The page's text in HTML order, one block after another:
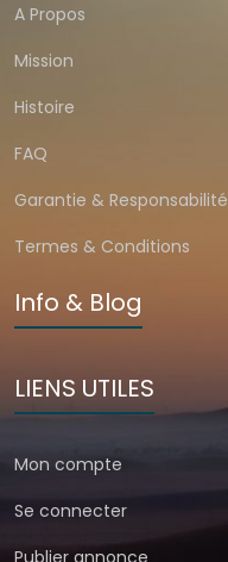
A Propos
Mission
Histoire
FAQ
Garantie & Responsabilité
Termes & Conditions
Info & Blog
LIENS UTILES
Mon compte
Se connecter
Publier annonce